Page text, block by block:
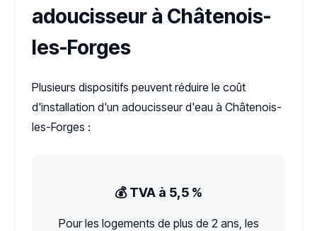
adoucisseur à Châtenois-
les-Forges
Plusieurs dispositifs peuvent réduire le coût
d'installation d'un adoucisseur d'eau à Châtenois-
les-Forges :
💰 TVA à 5,5 %
Pour les logements de plus de 2 ans, les